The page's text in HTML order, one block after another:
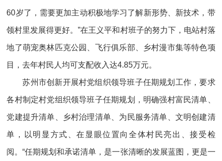
60岁了，需要更加主动积极地学习了解新形势、新技术，带
领村里发展得更好。”在王义平和村班子的努力下，电站村落
地了萌宠奥林匹克公园、飞行俱乐部、乡村漫市集等特色项
目，去年村民人均可支配收入达4.85万元。
苏州市创新开展村党组织领导班子任期规划工作，要求
各村制定村党组织领导班子任期规划，明确强村富民清单、
党建提升清单、乡村治理清单、为民服务清单、文明创建清
单，以明显方式、在显眼位置向全体村民亮出、接受检
阅。“任期规划和承诺清单，是一张清晰的发展蓝图，更是一